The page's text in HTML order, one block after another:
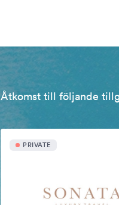
Åtkomst till följande
PRIVATE